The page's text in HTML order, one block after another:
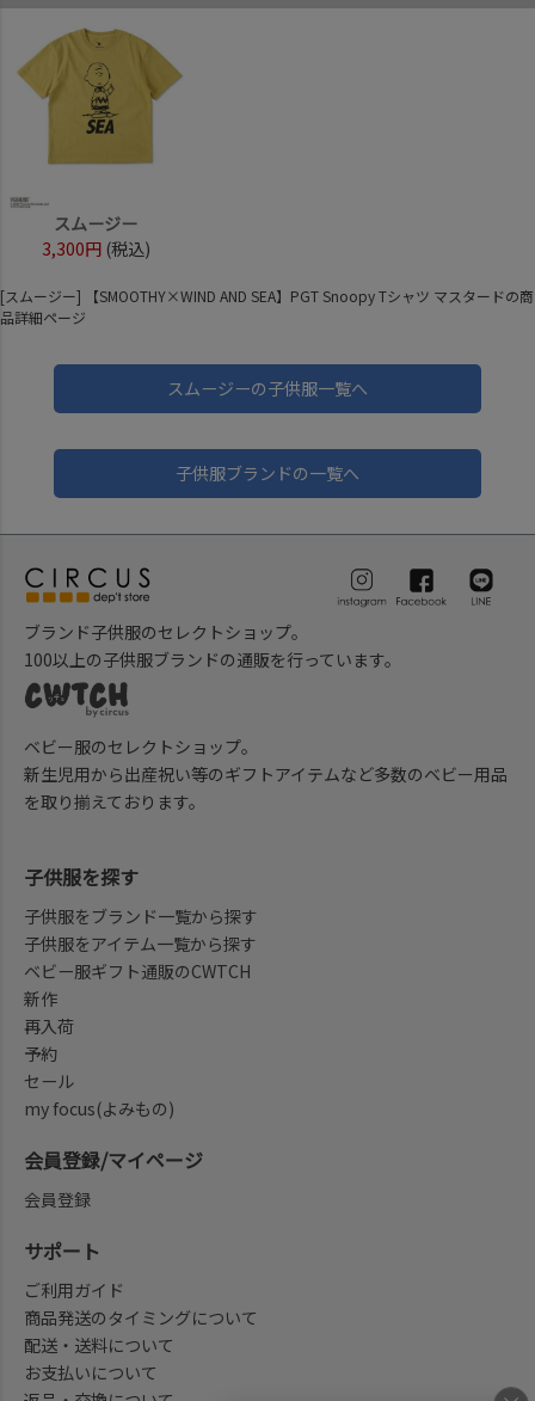
スムージー
3,300円 (税込)
[スムージー] 【SMOOTHY×WIND AND SEA】PGT Snoopy Tシャツ マスタードの商
品詳細ページ
スムージーの子供服一覧へ
子供服ブランドの一覧へ
ブランド子供服のセレクトショップ。
100以上の子供服ブランドの通販を行っています。
ベビー服のセレクトショップ。
新生児用から出産祝い等のギフトアイテムなど多数のベビー用品
を取り揃えております。
子供服を探す
子供服をブランド一覧から探す
子供服をアイテム一覧から探す
ベビー服ギフト通販のCWTCH
新作
再入荷
予約
セール
my focus(よみもの)
会員登録/マイページ
会員登録
サポート
ご利用ガイド
商品発送のタイミングについて
配送・送料について
お支払いについて